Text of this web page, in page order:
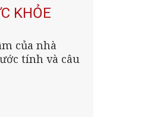
KHỎE
của nhà
tính và câu